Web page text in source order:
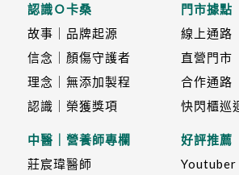
認識Ｏ卡桑
故事｜品牌起源
信念｜顏傷守護者
理念｜無添加製程
認識｜榮獲獎項
中醫｜營養師專欄
莊宸瑋醫師
門市據點
線上通路
直營門市
合作通路
快閃櫃巡
好評推薦
Youtuber